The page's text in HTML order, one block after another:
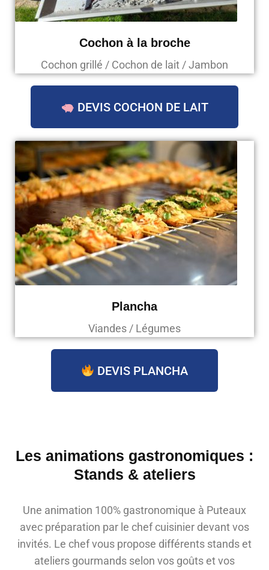
Cochon à la broche
Cochon grillé / Cochon de lait / Jambon
DEVIS COCHON DE LAIT
Plancha
Viandes / Légumes
DEVIS PLANCHA
Les animations gastronomiques :
Stands & ateliers
Une animation 100% gastronomique à Puteaux
avec préparation par le chef cuisinier devant vos
invités. Le chef vous propose différents stands et
ateliers gourmands selon vos goûts et vos